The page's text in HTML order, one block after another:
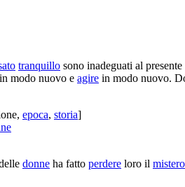
tranquillo sono inadeguati al
in modo nuovo e agire in modo nuovo.
, epoca, storia]
donne ha fatto perdere loro il mistero